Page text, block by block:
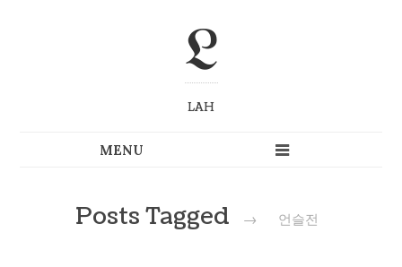
L
LAH
Posts Tagged → 언슬전